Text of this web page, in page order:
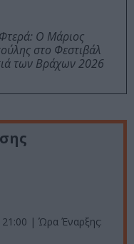
Ο Μάριος
στο Φεστιβάλ
των Βράχων 2026
| Ώρα Έναρξης: